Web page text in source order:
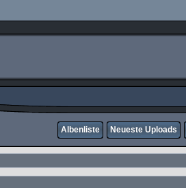
Albenliste Neueste Uploads